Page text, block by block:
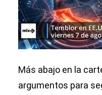
Más abajo en la
argumentos para